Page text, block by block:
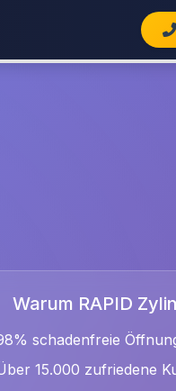
Warum RAPID
schadenfreie
15.000 zufriedene